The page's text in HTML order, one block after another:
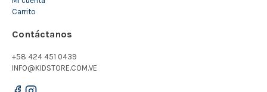
Carrito
Contáctanos
+58 424 451 0439
INFO@KIDSTORE.COM.VE